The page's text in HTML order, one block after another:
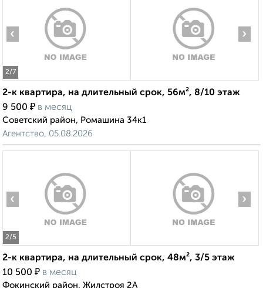
2/7
‹ ›
2-к квартира, на длительный срок, 56м², 8/10 этаж
9 500 ₽ в месяц
Советский район, Ромашина 34к1
Агентство, 05.08.2026
2/5
‹ ›
2-к квартира, на длительный срок, 48м², 3/5 этаж
10 500 ₽ в месяц
Фокинский район, Жилстроя 2А